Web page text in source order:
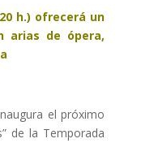
h.) ofrecerá un
arias de ópera,
el próximo
de la Temporada